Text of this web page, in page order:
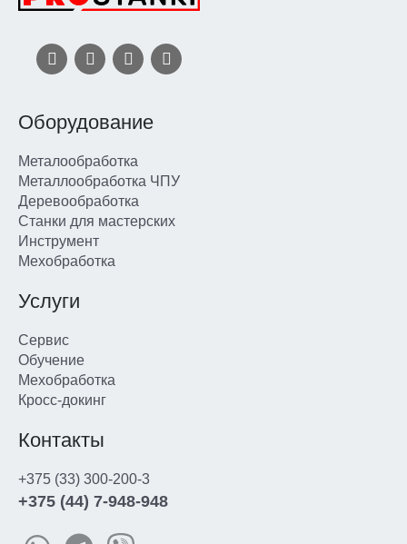
Оборудование
Металообработка
Металлообработка ЧПУ
Деревообработка
Станки для мастерских
Инструмент
Мехобработка
Услуги
Сервис
Обучение
Мехобработка
Кросс-докинг
Контакты
+375 (33) 300-200-3
+375 (44) 7-948-948